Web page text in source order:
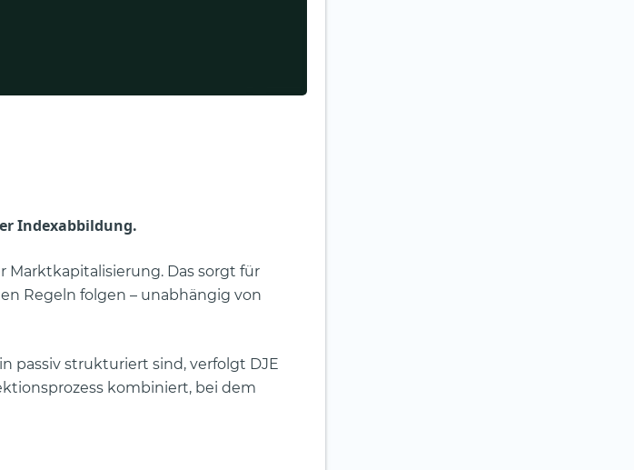
Indexabbildung.
Marktkapitalisierung. Das sorgt für
Regeln folgen – unabhängig von
passiv strukturiert sind, verfolgt DJE
kombiniert, bei dem